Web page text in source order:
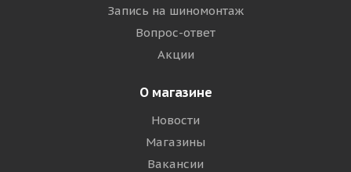
Запись на шиномонтаж
Вопрос-ответ
Акции
О магазине
Новости
Магазины
Вакансии